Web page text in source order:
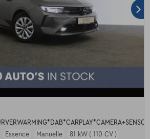
Essence Manuelle 81 kW ( 110 CV )